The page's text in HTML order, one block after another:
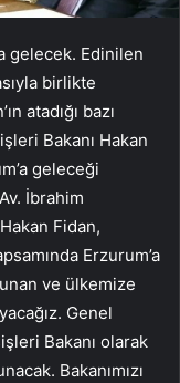
gelecek. Edinilen
birlikte
atadığı bazı
Bakanı Hakan
geleceği
İbrahim
Fidan,
Erzurum’a
ve ülkemize
Genel
Bakanı olarak
Bakanımızı